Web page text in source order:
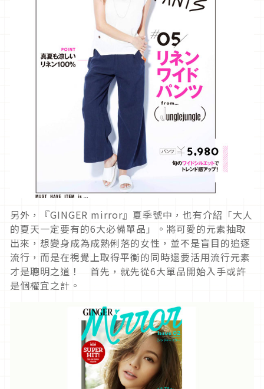
另外，『GINGER mirror』夏季號中，也有介紹「大人
的夏天一定要有的6大必備單品」。將可愛的元素抽取
出來，想變身成為成熟俐落的女性，並不是盲目的追逐
流行，而是在視覺上取得平衡的同時還要活用流行元素
才是聰明之道！ 首先，就先從6大單品開始入手或許
是個權宜之計。